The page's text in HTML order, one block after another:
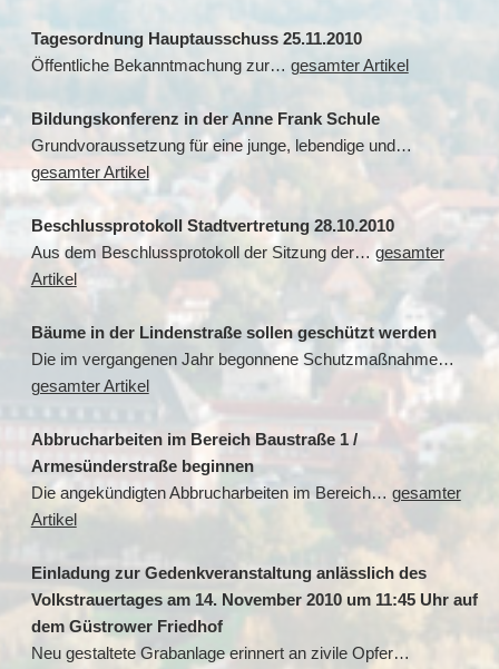
Tagesordnung Hauptausschuss 25.11.2010
Öffentliche Bekanntmachung zur… gesamter Artikel
Bildungskonferenz in der Anne Frank Schule
Grundvoraussetzung für eine junge, lebendige und…
gesamter Artikel
Beschlussprotokoll Stadtvertretung 28.10.2010
Aus dem Beschlussprotokoll der Sitzung der… gesamter
Artikel
Bäume in der Lindenstraße sollen geschützt werden
Die im vergangenen Jahr begonnene Schutzmaßnahme…
gesamter Artikel
Abbrucharbeiten im Bereich Baustraße 1 /
Armesünderstraße beginnen
Die angekündigten Abbrucharbeiten im Bereich… gesamter
Artikel
Einladung zur Gedenkveranstaltung anlässlich des
Volkstrauertages am 14. November 2010 um 11:45 Uhr auf
dem Güstrower Friedhof
Neu gestaltete Grabanlage erinnert an zivile Opfer…